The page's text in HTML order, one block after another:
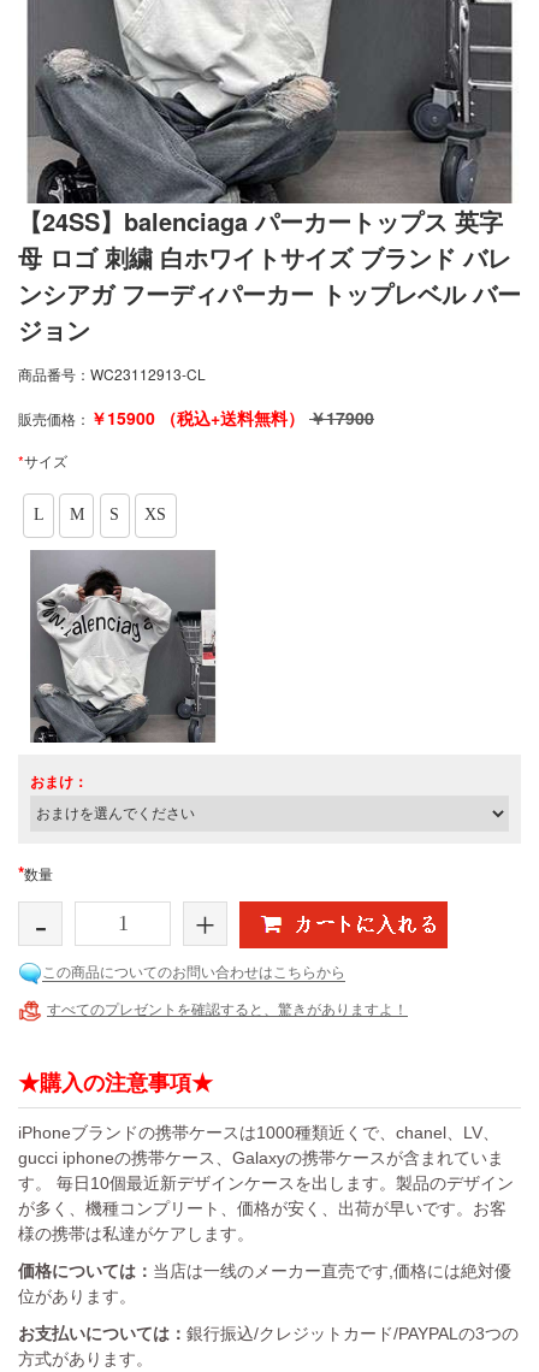
【24SS】balenciaga パーカートップス 英字
母 ロゴ 刺繍 白ホワイトサイズ ブランド バレ
ンシアガ フーディパーカー トップレベル バー
ジョン
商品番号： WC23112913-CL
販売価格： ￥15900 （税込+送料無料） ￥17900
*サイズ
L M S XS
おまけ：
*数量
- +
この商品についてのお問い合わせはこちらから
すべてのプレゼントを確認すると、驚きがありますよ！
★購入の注意事項★
iPhoneブランドの携帯ケースは1000種類近くで、chanel、LV、
gucci iphoneの携帯ケース、Galaxyの携帯ケースが含まれていま
す。 毎日10個最近新デザインケースを出します。製品のデザイン
が多く、機種コンプリート、価格が安く、出荷が早いです。お客
様の携帯は私達がケアします。
価格については： 当店は一线のメーカー直売です,価格には絶対優
位があります。
お支払いについては： 銀行振込/クレジットカード/PAYPALの3つの
方式があります。